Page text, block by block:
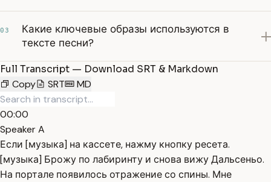
03
Какие ключевые образы используются в
тексте песни?
Full Transcript — Download SRT & Markdown
Copy
SRT MD
00:00
Speaker A
Если [музыка] на кассете, нажму кнопку ресета.
[музыка] Брожу по лабиринту и снова вижу Дальсеньо.
На портале появилось отражение со спины. Мне